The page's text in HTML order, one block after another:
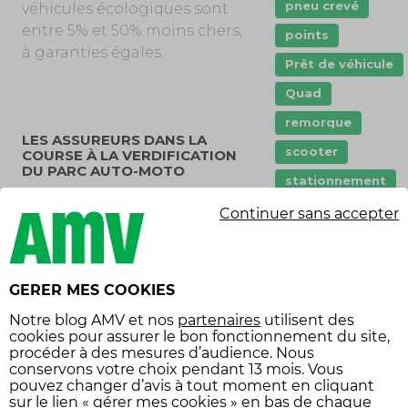
véhicules écologiques sont
entre 5% et 50% moins chers,
à garanties égales.
LES ASSUREURS DANS LA
COURSE À LA VERDIFICATION
DU PARC AUTO-MOTO
proposent des contrats
spécifiques aux véhicules
électriques et hybrides.
Comment expliquer
toutefois la différence de
coût ? Pour le comprendre, il
faut revenir au mécanisme
même de l’assurance. Pour
être assuré, il faut régler une
pneu crevé
points
Prêt de véhicule
Quad
remorque
scooter
stationnement
sécurité
économies
équipement
voiture
GERER MES COOKIES
Notre blog AMV et nos partenaires utilisent des
cookies pour assurer le bon fonctionnement du site,
procéder à des mesures d’audience. Nous
conservons votre choix pendant 13 mois. Vous
pouvez changer d’avis à tout moment en cliquant
sur le lien « gérer mes cookies » en bas de chaque
Continuer sans accepter